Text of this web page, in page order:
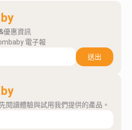
優惠資訊
電子報
送出
閱讀體驗與試用我們提供的產品。